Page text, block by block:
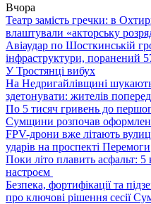
Вчора
Театр замість гречки: в
влаштували «акторську
Авіаудар по Шосткинській
інфраструктури, поранений
У Тростянці вибух
На Недригайлівщині
здетонувати: жителів
По 5 тисяч гривень до
Сумщини розпочав
FPV-дрони вже літають
ударів на проспекті Перемоги
Поки літо плавить асфальт:
настроєм
Безпека, фортифікації та
про ключові рішення сесії